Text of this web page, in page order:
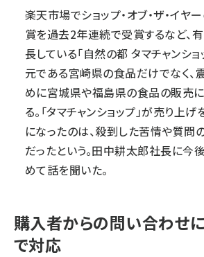
楽天市場でショップ・オブ・ザ・イヤ
賞を過去2年連続で受賞するなど、
長している「自然の都 タマチャンショ
元である宮崎県の食品だけでなく、
めに宮城県や福島県の食品の販売
る。「タマチャンショップ」が売り上
になったのは、殺到した苦情や質問
だったという。田中耕太郎社長に今
めて話を聞いた。
購入者からの問い合わせ
で対応